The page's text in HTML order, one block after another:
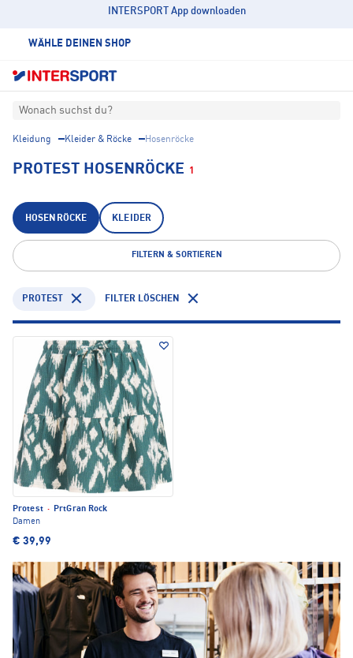
INTERSPORT App downloaden
WÄHLE DEINEN SHOP
Wonach suchst du?
Kleidung Kleider & Röcke Hosenröcke
PROTEST HOSENRÖCKE 1
HOSENRÖCKE KLEIDER
FILTERN & SORTIEREN
PROTEST FILTER LÖSCHEN
Protest ·
PrtGran Rock
Damen
€ 39,99